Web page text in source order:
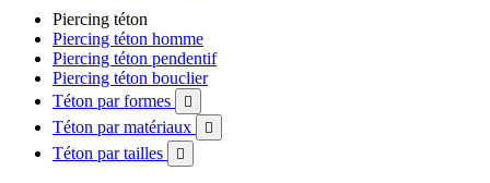
Piercing téton
Piercing téton homme
Piercing téton pendentif
Piercing téton bouclier
Téton par formes

Téton par matériaux 
Téton par tailles 